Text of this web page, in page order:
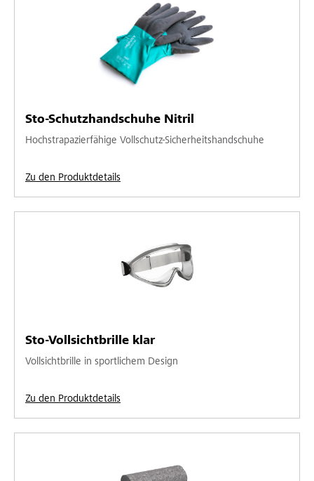
Sto-Schutzhandschuhe Nitril
Hochstrapazierfähige Vollschutz-Sicherheitshandschuhe
Zu den Produktdetails
Sto-Vollsichtbrille klar
Vollsichtbrille in sportlichem Design
Zu den Produktdetails